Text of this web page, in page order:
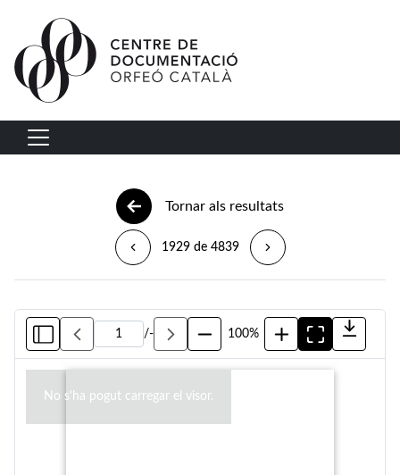
Vés al contingut
Navegació principal
Tornar als resultats
1929 de 4839
/- 100%
No s'ha pogut carregar el visor.